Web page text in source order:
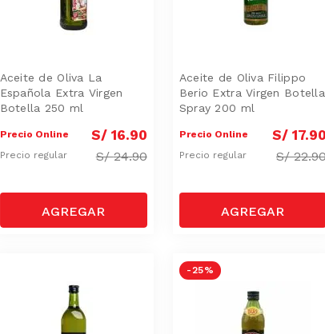
Aceite de Oliva La
Española Extra Virgen
Botella 250 ml
Precio Online S/ 16.90
Precio regular S/24.90
Aceite de Oliva Filippo
Berio Extra Virgen Botella
Spray 200 ml
Precio Online S/ 17.
Precio regular S/
-25 %